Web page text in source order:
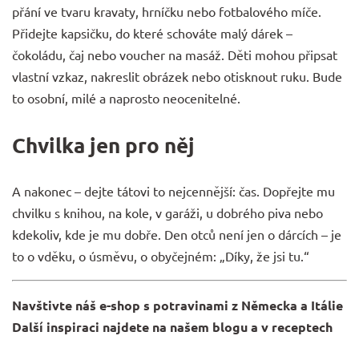
přání ve tvaru kravaty, hrníčku nebo fotbalového míče.
Přidejte kapsičku, do které schováte malý dárek –
čokoládu, čaj nebo voucher na masáž. Děti mohou připsat
vlastní vzkaz, nakreslit obrázek nebo otisknout ruku. Bude
to osobní, milé a naprosto neocenitelné.
Chvilka jen pro něj
A nakonec – dejte tátovi to nejcennější: čas. Dopřejte mu
chvilku s knihou, na kole, v garáži, u dobrého piva nebo
kdekoliv, kde je mu dobře. Den otců není jen o dárcích – je
to o vděku, o úsměvu, o obyčejném: „Díky, že jsi tu.“
Navštivte náš e-shop s potravinami z Německa a Itálie
Další inspiraci najdete na našem blogu a v receptech